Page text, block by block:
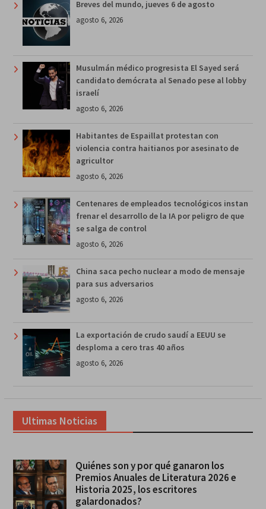
Breves del mundo, jueves 6 de agosto
agosto 6, 2026
Musulmán médico progresista El Sayed será
candidato demócrata al Senado pese al lobby
israelí
agosto 6, 2026
Habitantes de Espaillat protestan con
violencia contra haitianos por asesinato de
agricultor
agosto 6, 2026
Centenares de empleados tecnológicos instan
frenar el desarrollo de la IA por peligro de que
se salga de control
agosto 6, 2026
China saca pecho nuclear a modo de mensaje
para sus adversarios
agosto 6, 2026
La exportación de crudo saudí a EEUU se
desploma a cero tras 40 años
agosto 6, 2026
Ultimas Noticias
Quiénes son y por qué ganaron los
Premios Anuales de Literatura 2026 e
Historia 2025, los escritores
galardonados?